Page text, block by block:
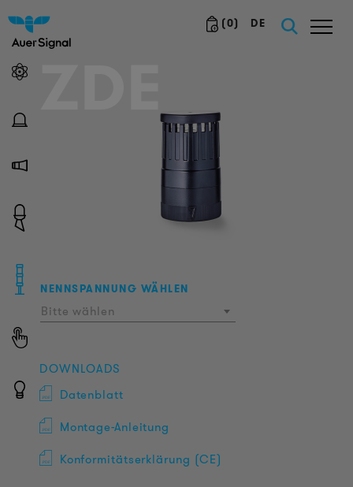
(0) DE
ZDE
NENNSPANNUNG WÄHLEN
Bitte wählen
DOWNLOADS
Datenblatt
Montage-Anleitung
Konformitätserklärung (CE)